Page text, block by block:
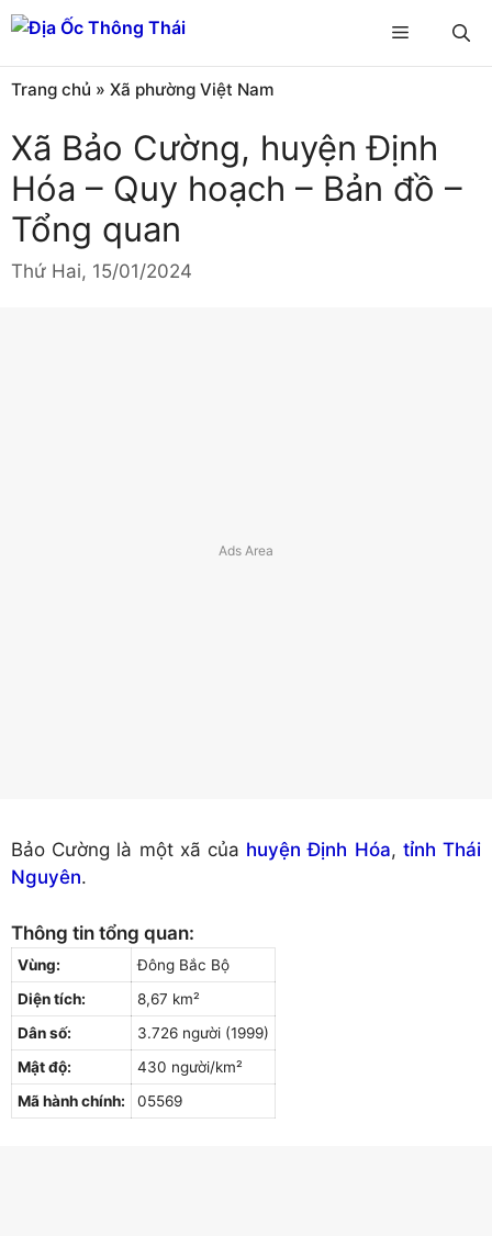
Chuyển
đến
nội
dung
Menu
Trang chủ » Xã phường Việt Nam
Xã Bảo Cường, huyện Định
Hóa – Quy hoạch – Bản đồ –
Tổng quan
Thứ Hai, 15/01/2024
Bảo Cường là một xã của huyện Định Hóa, tỉnh Thái
Nguyên.
Thông tin tổng quan:
Vùng:
Đông Bắc Bộ
Diện tích:
8,67 km²
Dân số:
3.726 người (1999)
Mật độ:
430 người/km²
Mã hành chính:
05569